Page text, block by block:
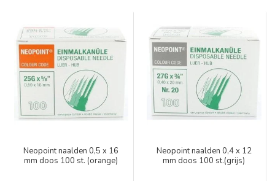
Neopoint naalden 0,5 x 16
mm doos 100 st. (orange)
Neopoint naalden 0,4 x 12
mm doos 100 st.(grijs)